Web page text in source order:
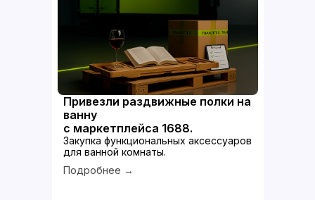
Привезли раздвижные полки на
ванну
с маркетплейса 1688.
Закупка функциональных аксессуаров
для ванной комнаты.
Подробнее →